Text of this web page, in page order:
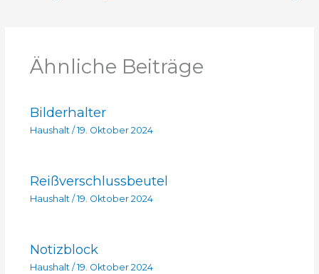
Ähnliche Beiträge
Bilderhalter
Haushalt/ 19. Oktober 2024
Reißverschlussbeutel
Haushalt/ 19. Oktober 2024
Notizblock
Haushalt/ 19. Oktober 2024